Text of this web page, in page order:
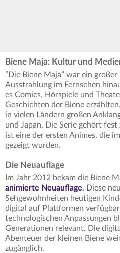
Biene Maja: Kultur und
“Die Biene Maja” war ein
Ausstrahlung im Fernsehen
es Comics, Hörspiele und
Geschichten der Biene
in vielen Ländern großen
und Japan. Die Serie gehört
ist eine der ersten Animes, die
gezeigt wurden.
Die Neuauflage
Im Jahr 2012 bekam die Biene
animierte Neuauflage. Diese
Sehgewohnheiten heutigen
digital auf Plattformen
technologischen Anpassungen
Generationen relevant. Die
Abenteuer der kleinen Biene
zugänglich.